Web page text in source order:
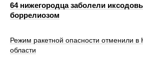
64 нижегородца заболели
боррелиозом
Режим ракетной опасности отменили в
области